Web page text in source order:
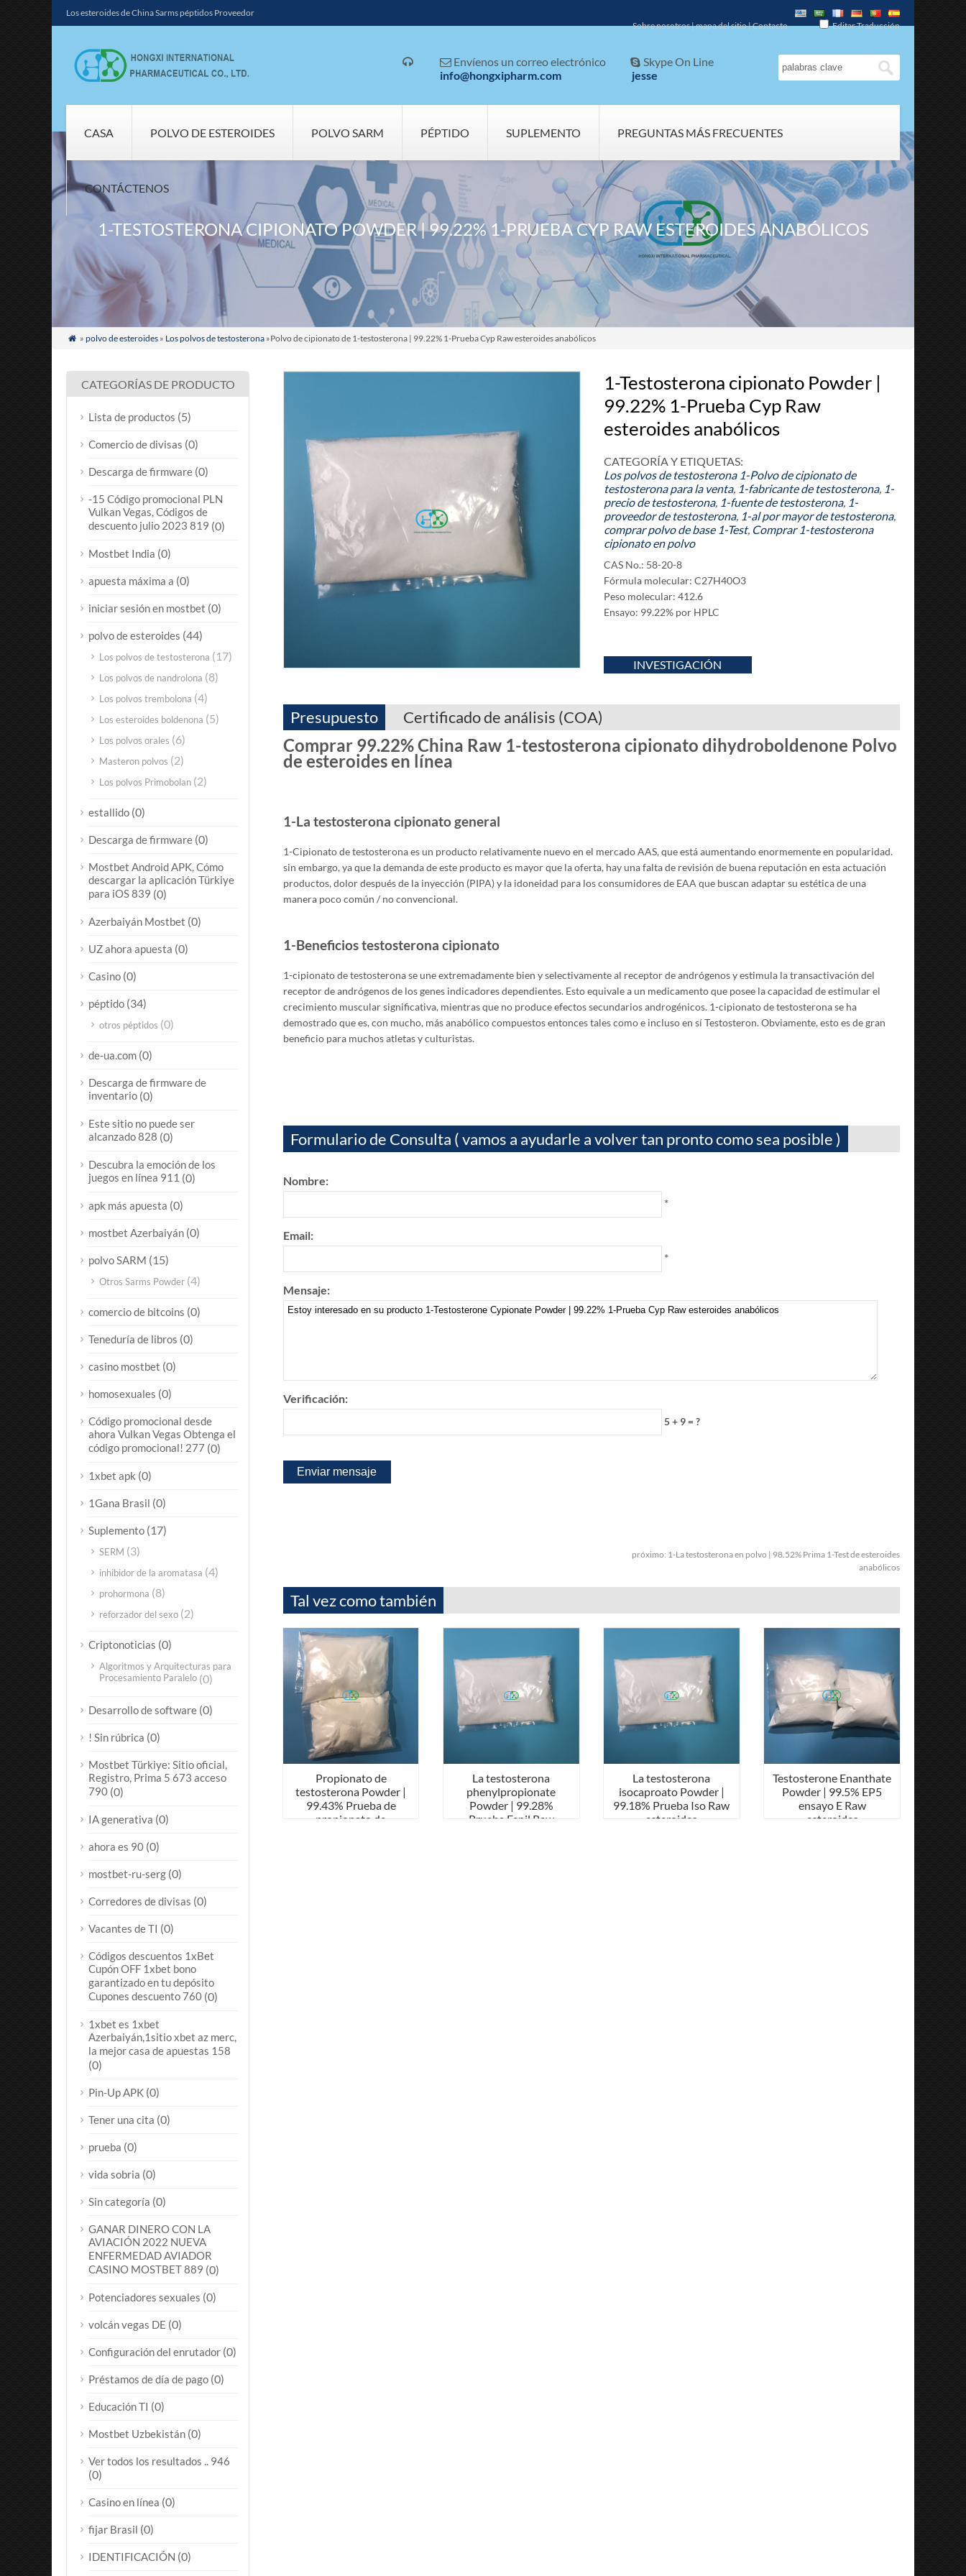
Los esteroides de China Sarms péptidos Proveedor
Sobre nosotros|mapa del sitio|Contacto Editar Traducción
  Envíenos un correo electrónico
info@hongxipharm.com
 Skype On Line
jesse
CASA POLVO DE ESTEROIDES POLVO SARM PÉPTIDO SUPLEMENTO PREGUNTAS MÁS FRECUENTES
CONTÁCTENOS
1-TESTOSTERONA CIPIONATO POWDER | 99.22% 1-PRUEBA CYP RAW ESTEROIDES ANABÓLICOS
 » polvo de esteroides» Los polvos de testosterona»Polvo de cipionato de 1-testosterona | 99.22% 1-Prueba Cyp Raw esteroides anabólicos
1-Testosterona cipionato Powder |
99.22% 1-Prueba Cyp Raw
esteroides anabólicos
CATEGORÍA Y ETIQUETAS:
Los polvos de testosterona 1-Polvo de cipionato de
testosterona para la venta, 1-fabricante de testosterona, 1-
precio de testosterona, 1-fuente de testosterona, 1-
proveedor de testosterona, 1-al por mayor de testosterona,
comprar polvo de base 1-Test, Comprar 1-testosterona
cipionato en polvo
CAS No.: 58-20-8
Fórmula molecular: C27H40O3
Peso molecular: 412.6
Ensayo: 99.22% por HPLC
INVESTIGACIÓN
Presupuesto Certificado de análisis (COA)
Comprar 99.22% China Raw 1-testosterona cipionato dihydroboldenone Polvo
de esteroides en línea
1-La testosterona cipionato general
1-Cipionato de testosterona es un producto relativamente nuevo en el mercado AAS, que está aumentando enormemente en popularidad.
sin embargo, ya que la demanda de este producto es mayor que la oferta, hay una falta de revisión de buena reputación en esta actuación
productos, dolor después de la inyección (PIPA) y la idoneidad para los consumidores de EAA que buscan adaptar su estética de una
manera poco común / no convencional.
1-Beneficios testosterona cipionato
1-cipionato de testosterona se une extremadamente bien y selectivamente al receptor de andrógenos y estimula la transactivación del
receptor de andrógenos de los genes indicadores dependientes. Esto equivale a un medicamento que posee la capacidad de estimular el
crecimiento muscular significativa, mientras que no produce efectos secundarios androgénicos. 1-cipionato de testosterona se ha
demostrado que es, con mucho, más anabólico compuestos entonces tales como e incluso en sí Testosteron.Obviamente, esto es de gran
beneficio para muchos atletas y culturistas.
Formulario de Consulta ( vamos a ayudarle a volver tan pronto como sea posible )
Nombre:
*
Email:
*
Mensaje:
Verificación:
5 + 9 = ?
próximo: 1-La testosterona en polvo | 98.52% Prima 1-Test de esteroides
anabólicos
Tal vez como también
Propionato de
testosterona Powder |
99.43% Prueba de
propionato de
La testosterona
phenylpropionate
Powder | 99.28%
Prueba Fenil Raw
La testosterona
isocaproato Powder |
99.18% Prueba Iso Raw
esteroides
Testosterone Enanthate
Powder | 99.5% EP5
ensayo E Raw
esteroides
CATEGORÍAS DE PRODUCTO
Lista de productos (5)
Comercio de divisas (0)
Descarga de firmware (0)
-15 Código promocional PLN
Vulkan Vegas, Códigos de
descuento julio 2023 819 (0)
Mostbet India (0)
apuesta máxima a (0)
iniciar sesión en mostbet (0)
polvo de esteroides (44)
Los polvos de testosterona (17)
Los polvos de nandrolona (8)
Los polvos trembolona (4)
Los esteroides boldenona (5)
Los polvos orales (6)
Masteron polvos (2)
Los polvos Primobolan (2)
estallido (0)
Descarga de firmware (0)
Mostbet Android APK, Cómo
descargar la aplicación Türkiye
para iOS 839 (0)
Azerbaiyán Mostbet (0)
UZ ahora apuesta (0)
Casino (0)
péptido (34)
otros péptidos (0)
de-ua.com (0)
Descarga de firmware de
inventario (0)
Este sitio no puede ser
alcanzado 828 (0)
Descubra la emoción de los
juegos en línea 911 (0)
apk más apuesta (0)
mostbet Azerbaiyán (0)
polvo SARM (15)
Otros Sarms Powder (4)
comercio de bitcoins (0)
Teneduría de libros (0)
casino mostbet (0)
homosexuales (0)
Código promocional desde
ahora Vulkan Vegas Obtenga el
código promocional! 277 (0)
1xbet apk (0)
1Gana Brasil (0)
Suplemento (17)
SERM (3)
inhibidor de la aromatasa (4)
prohormona (8)
reforzador del sexo (2)
Criptonoticias (0)
Algoritmos y Arquitecturas para
Procesamiento Paralelo (0)
Desarrollo de software (0)
! Sin rúbrica (0)
Mostbet Türkiye: Sitio oficial,
Registro, Prima 5 673 acceso
790 (0)
IA generativa (0)
ahora es 90 (0)
mostbet-ru-serg (0)
Corredores de divisas (0)
Vacantes de TI (0)
Códigos descuentos 1xBet
Cupón OFF 1xbet bono
garantizado en tu depósito
Cupones descuento 760 (0)
1xbet es 1xbet
Azerbaiyán,1sitio xbet az merc,
la mejor casa de apuestas 158
(0)
Pin-Up APK (0)
Tener una cita (0)
prueba (0)
vida sobria (0)
Sin categoría (0)
GANAR DINERO CON LA
AVIACIÓN 2022 NUEVA
ENFERMEDAD AVIADOR
CASINO MOSTBET 889 (0)
Potenciadores sexuales (0)
volcán vegas DE (0)
Configuración del enrutador (0)
Préstamos de día de pago (0)
Educación TI (0)
Mostbet Uzbekistán (0)
Ver todos los resultados .. 946
(0)
Casino en línea (0)
fijar Brasil (0)
IDENTIFICACIÓN (0)